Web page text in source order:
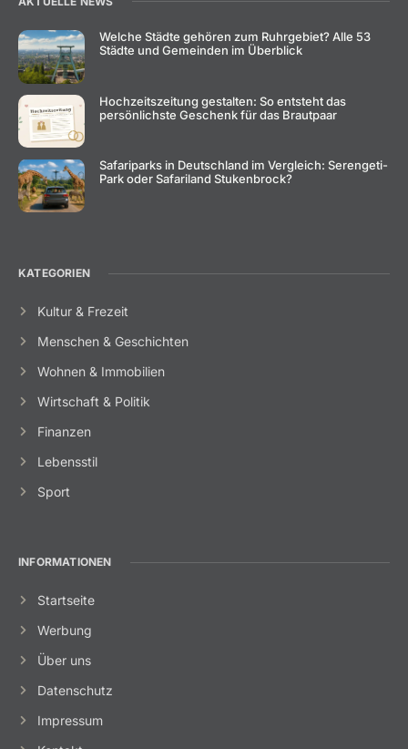
Welche Städte gehören zum Ruhrgebiet? Alle 53
Städte und Gemeinden im Überblick
Hochzeitszeitung gestalten: So entsteht das
persönlichste Geschenk für das Brautpaar
Safariparks in Deutschland im Vergleich: Serengeti-
Park oder Safariland Stukenbrock?
KATEGORIEN
Kultur & Frezeit
Menschen & Geschichten
Wohnen & Immobilien
Wirtschaft & Politik
Finanzen
Lebensstil
Sport
INFORMATIONEN
Startseite
Werbung
Über uns
Datenschutz
Impressum